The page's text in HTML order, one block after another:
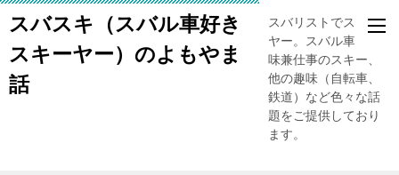
スバスキ（スバル車好き
スキーヤー）のよもやま
話
スバリストでスキー
ヤー。スバル車、趣
味兼仕事のスキー、
他の趣味（自転車、
鉄道）など色々な話
題をご提供しており
ます。